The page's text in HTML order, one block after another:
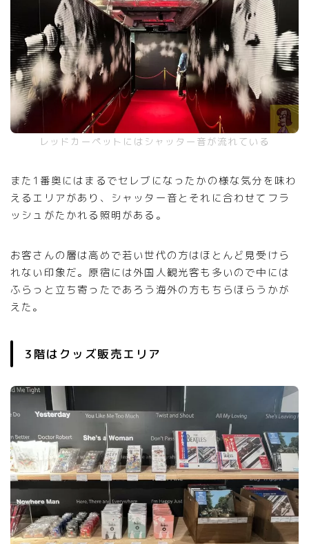
レッドカーペットにはシャッター音が流れている
また1番奥にはまるでセレブになったかの様な気分を味わ
えるエリアがあり、シャッター音とそれに合わせてフラ
ッシュがたかれる照明がある。
お客さんの層は高めで若い世代の方はほとんど見受けら
れない印象だ。原宿には外国人観光客も多いので中には
ふらっと立ち寄ったであろう海外の方もちらほらうかが
えた。
3階はクッズ販売エリア